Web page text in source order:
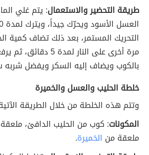
طريقة التحضير والاستعمال: يتم غلي
التحريك المستمر، بعد ذلك تضاف كمية
مرة أخرى على النار لمدة
بالكوب ويضاف إليه السكر ويفضل شربه
خلطة الحليب والعسل والخميرة
وتتم هذه الخلطة من خلال الطريقة
المكونات: كوب من الحليب الدافئ،
ملعقة من الخميرة.